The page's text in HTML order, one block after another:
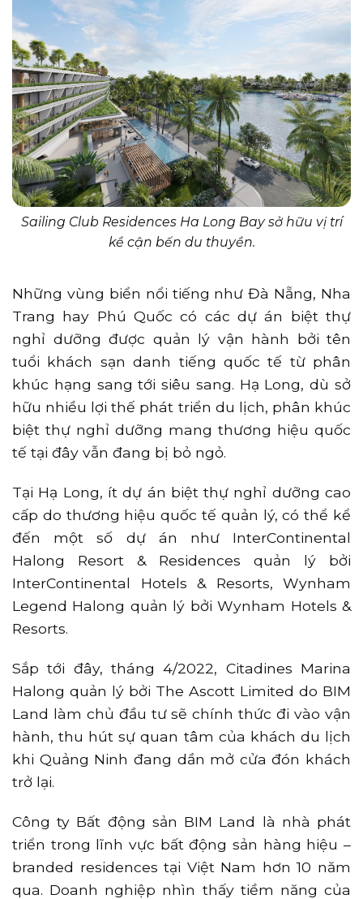
Sailing Club Residences Ha Long Bay sở hữu vị trí
kề cận bến du thuyền.
Những vùng biển nổi tiếng như Đà Nẵng, Nha
Trang hay Phú Quốc có các dự án biệt thự
nghỉ dưỡng được quản lý vận hành bởi tên
tuổi khách sạn danh tiếng quốc tế từ phân
khúc hạng sang tới siêu sang. Hạ Long, dù sở
hữu nhiều lợi thế phát triển du lịch, phân khúc
biệt thự nghỉ dưỡng mang thương hiệu quốc
tế tại đây vẫn đang bị bỏ ngỏ.
Tại Hạ Long, ít dự án biệt thự nghỉ dưỡng cao
cấp do thương hiệu quốc tế quản lý, có thể kể
đến một số dự án như InterContinental
Halong Resort & Residences quản lý bởi
InterContinental Hotels & Resorts, Wynham
Legend Halong quản lý bởi Wynham Hotels &
Resorts.
Sắp tới đây, tháng 4/2022, Citadines Marina
Halong quản lý bởi The Ascott Limited do BIM
Land làm chủ đầu tư sẽ chính thức đi vào vận
hành, thu hút sự quan tâm của khách du lịch
khi Quảng Ninh đang dần mở cửa đón khách
trở lại.
Công ty Bất động sản BIM Land là nhà phát
triển trong lĩnh vực bất động sản hàng hiệu –
branded residences tại Việt Nam hơn 10 năm
qua. Doanh nghiệp nhìn thấy tiềm năng của